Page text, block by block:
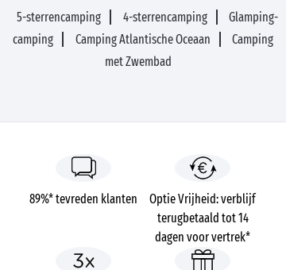
5-sterrencamping 4-sterrencamping
Glamping-
camping
Camping Atlantische Oceaan
Camping
met Zwembad
89%* tevreden klanten
Optie Vrijheid: verblijf
terugbetaald tot 14
dagen voor vertrek*